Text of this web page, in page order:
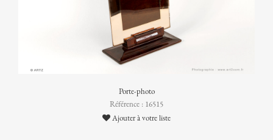
Porte-photo
Référence : 16515
Ajouter à votre liste